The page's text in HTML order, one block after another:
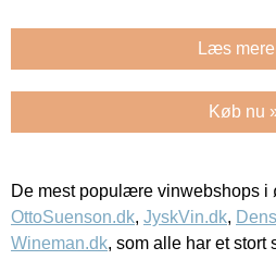
Læs
Køb nu
De mest populære vinwebshops i
OttoSuenson.dk, JyskVin.dk,
Wineman.dk, som alle har et stort